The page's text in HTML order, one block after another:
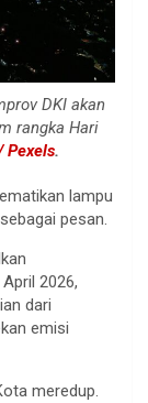
DKI akan
rangka Hari
Pexels.
lampu
pesan.
2026,
dari
emisi
meredup.